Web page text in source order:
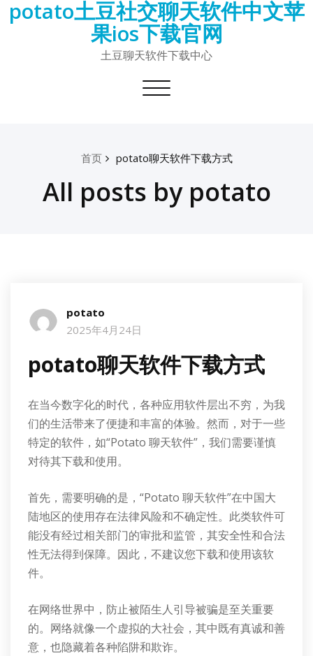
Skippotato土豆社交聊天软件中文苹
果ios下载官网
土豆聊天软件下载中心
Toggle
首页 potato聊天软件下载方式
All posts by potato
potato
2025年4月24日
potato聊天软件下载方式
在当今数字化的时代，各种应用软件层出不穷，为我
们的生活带来了便捷和丰富的体验。然而，对于一些
特定的软件，如“Potato 聊天软件”，我们需要谨慎
对待其下载和使用。
首先，需要明确的是，“Potato 聊天软件”在中国大
陆地区的使用存在法律风险和不确定性。此类软件可
能没有经过相关部门的审批和监管，其安全性和合法
性无法得到保障。因此，不建议您下载和使用该软
件。
在网络世界中，防止被陌生人引导被骗是至关重要
的。网络就像一个虚拟的大社会，其中既有真诚和善
意，也隐藏着各种陷阱和欺诈。